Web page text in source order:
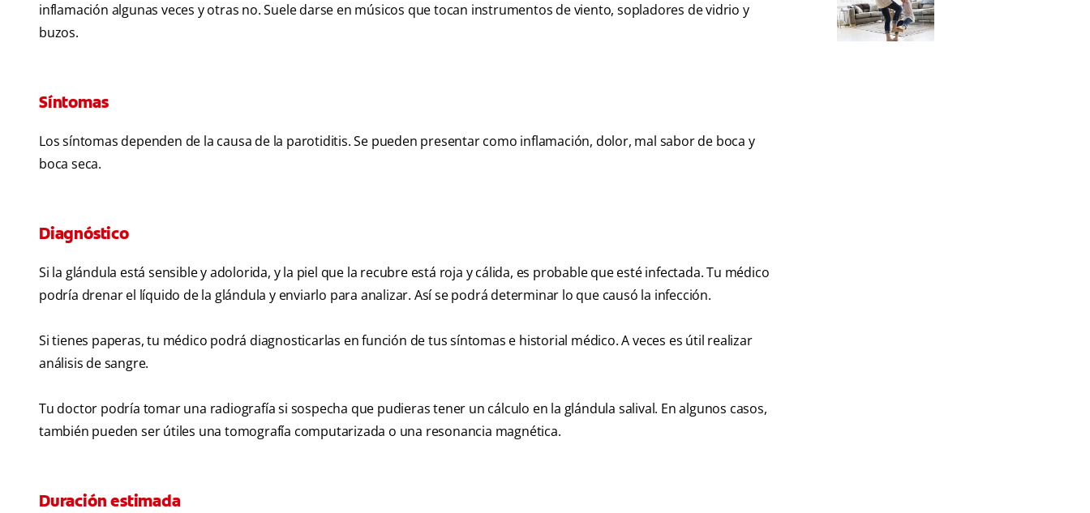
inflamación algunas veces y otras no. Suele darse en músicos que tocan instrumentos de viento, sopladores de vidrio y
buzos.
Síntomas
Los síntomas dependen de la causa de la parotiditis. Se pueden presentar como inflamación, dolor, mal sabor de boca y
boca seca.
Diagnóstico
Si la glándula está sensible y adolorida, y la piel que la recubre está roja y cálida, es probable que esté infectada. Tu médico
podría drenar el líquido de la glándula y enviarlo para analizar. Así se podrá determinar lo que causó la infección.
Si tienes paperas, tu médico podrá diagnosticarlas en función de tus síntomas e historial médico. A veces es útil realizar
análisis de sangre.
Tu doctor podría tomar una radiografía si sospecha que pudieras tener un cálculo en la glándula salival. En algunos casos,
también pueden ser útiles una tomografía computarizada o una resonancia magnética.
Duración estimada